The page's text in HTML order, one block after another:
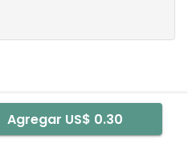
Agregar US$ 0.30